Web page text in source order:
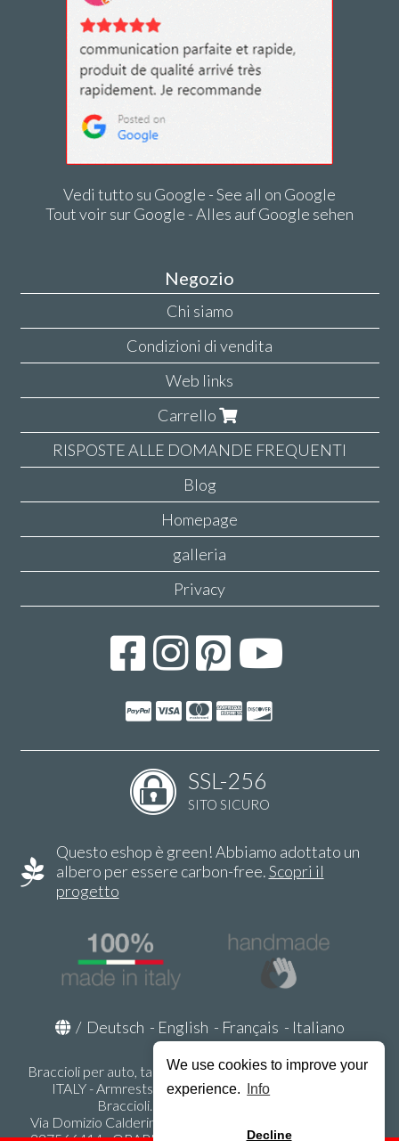
We use cookies to improve your
experience.
Info
Decline
Vedi tutto su Google - See all on Google
Tout voir sur Google - Alles auf Google sehen
Negozio
Chi siamo
Condizioni di vendita
Web links
Carrello
RISPOSTE ALLE DOMANDE FREQUENTI
Blog
Homepage
galleria
Privacy
SSL-256
SITO SICURO
Questo eshop è green! Abbiamo adottato un
albero per essere carbon-free.Scopri il
progetto
/ Deutsch - English - Français - Italiano
Braccioli per auto, tappeti auto, accessori auto MADE IN
ITALY - Armrests, Mittelarmlehnen, Accoundoirs -
Braccioli.it - P.Iva IT02178470353
Via Domizio Calderini 8 int. 1 - 37131 Verona (VR) - Italy -